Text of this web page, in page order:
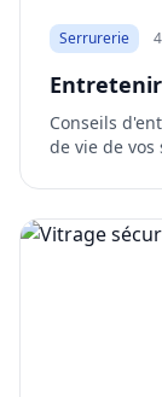
Serrurerie
Conseils
de vie de